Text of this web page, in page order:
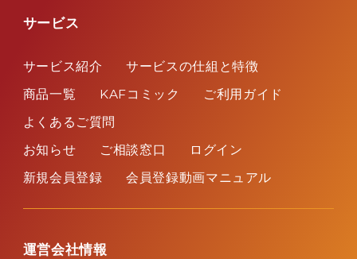
サービス
サービス紹介
サービスの仕組と特徴
商品一覧
KAFコミック
ご利用ガイド
よくあるご質問
お知らせ
ご相談窓口
ログイン
新規会員登録
会員登録動画マニュアル
運営会社情報